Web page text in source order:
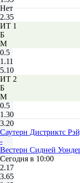
Нет
2.35
ИТ 1
Б
М
0.5
1.11
5.10
ИТ 2
Б
М
0.5
1.30
3.20
Саутерн Дистриктс
-
Вестерн Сидней
Сегодня в 10:00
2.17
3.65